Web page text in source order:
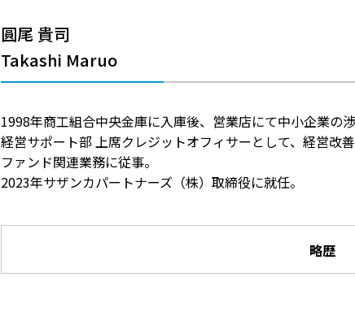
圓尾 貴司
Takashi Maruo
1998年商工組合中央金庫に入庫後、営業店にて中小企業の
経営サポート部 上席クレジットオフィサーとして、経営改
ファンド関連業務に従事。
2023年サザンカパートナーズ（株）取締役に就任。
略歴